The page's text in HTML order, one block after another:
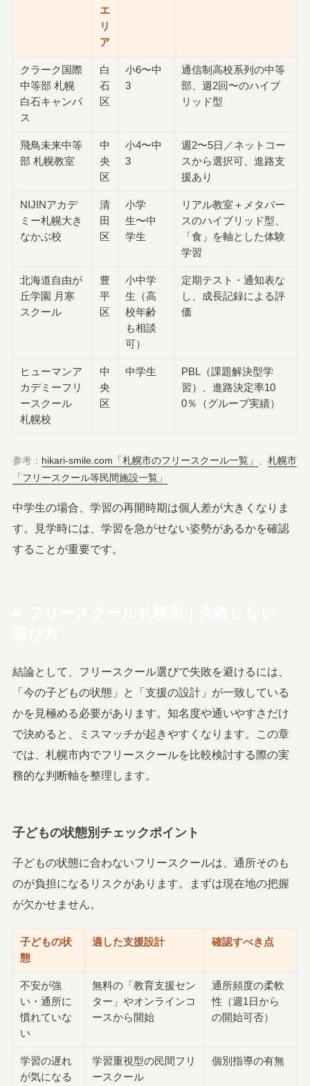
エ
リ
ア
クラーク国際
中等部 札幌
白石キャンパ
ス
白
石
区
小6〜中
3
通信制高校系列の中等
部、週2回〜のハイブ
リッド型
飛鳥未来中等
部 札幌教室
中
央
区
小4〜中
3
週2〜5日／ネットコー
スから選択可、進路支
援あり
NIJINアカデ
ミー札幌大き
なかぶ校
清
田
区
小学
生〜中
学生
リアル教室＋メタバー
スのハイブリッド型、
「食」を軸とした体験
学習
北海道自由が
丘学園 月寒
スクール
豊
平
区
小中学
生（高
校年齢
も相談
可）
定期テスト・通知表な
し、成長記録による評
価
ヒューマンア
カデミーフリ
ースクール
札幌校
中
央
区
中学生
PBL（課題解決型学
習）、進路決定率10
0％（グループ実績）
参考： hikari-smile.com「札幌市のフリースクール一覧」 、 札幌市
「フリースクール等民間施設一覧」
中学生の場合、学習の再開時期は個人差が大きくなりま
す。見学時には、学習を急がせない姿勢があるかを確認
することが重要です。
結論として、フリースクール選びで失敗を避けるには、
「今の子どもの状態」と「支援の設計」が一致している
かを見極める必要があります。知名度や通いやすさだけ
で決めると、ミスマッチが起きやすくなります。この章
では、札幌市内でフリースクールを比較検討する際の実
務的な判断軸を整理します。
子どもの状態別チェックポイント
子どもの状態に合わないフリースクールは、通所そのも
のが負担になるリスクがあります。まずは現在地の把握
が欠かせません。
子どもの状
態
適した支援設計 確認すべき点
不安が強
い・通所に
慣れていな
い
無料の「教育支援セン
ター」やオンラインコ
ースから開始
通所頻度の柔軟
性（週1日から
の開始可否）
学習の遅れ
が気になる
学習重視型の民間フリ
ースクール
個別指導の有無